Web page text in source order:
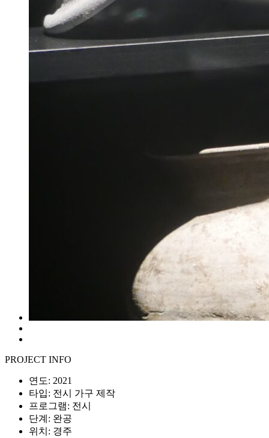
PROJECT INFO
연도: 2021
타입: 전시 가구 제작
프로그램: 전시
단계: 완공
위치: 경주